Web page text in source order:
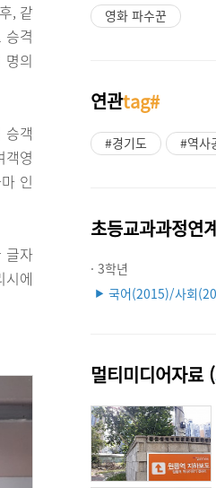
, 같
승격
의
승객
객영
인
글자
시에
영화 파수꾼
연관tag#
#경기도 #역사
초등교과과정연
· 3학년
▶ 국어(2015)/사회
멀티미디어자료 (